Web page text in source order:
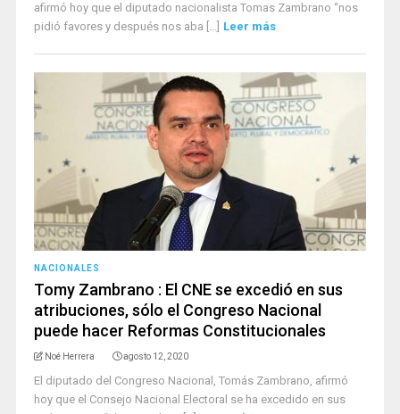
afirmó hoy que el diputado nacionalista Tomas Zambrano “nos
pidió favores y después nos aba [...] Leer más
NACIONALES
Tomy Zambrano : El CNE se excedió en sus
atribuciones, sólo el Congreso Nacional
puede hacer Reformas Constitucionales
Noé Herrera agosto 12, 2020
El diputado del Congreso Nacional, Tomás Zambrano, afirmó
hoy que el Consejo Nacional Electoral se ha excedido en sus